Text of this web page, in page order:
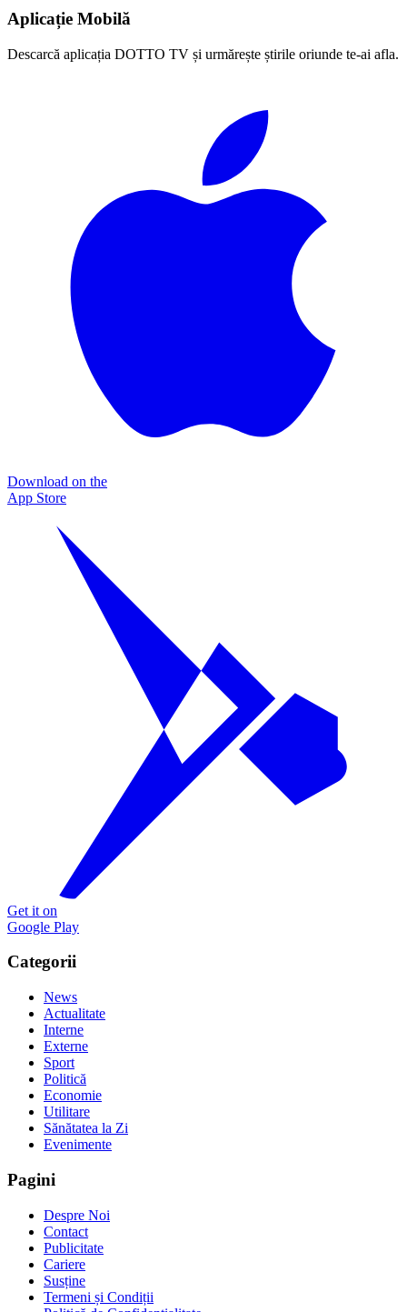
Aplicație Mobilă
Descarcă aplicația DOTTO TV și urmărește știrile oriunde te-ai afla.
Download on the
App Store
Get it on
Google Play
Categorii
News
Actualitate
Interne
Externe
Sport
Politică
Economie
Utilitare
Sănătatea la Zi
Evenimente
Pagini
Despre Noi
Contact
Publicitate
Cariere
Susține
Termeni și Condiții